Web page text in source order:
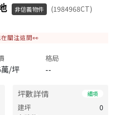
非信義物件
(1984968CT)
關注這間👀
/坪
格局
--
坪數詳情 細項
建坪
0